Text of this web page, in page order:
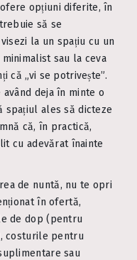
opțiuni diferite, în
să se
la un spațiu cu un
sau la ceva
că „vi se potrivește”.
deja în minte o
spațiul ales să dicteze
că, în practică,
cu adevărat înainte
de nuntă, nu te opri
în ofertă,
de dop (pentru
costurile pentru
sau